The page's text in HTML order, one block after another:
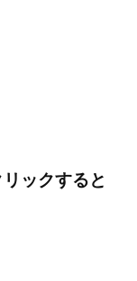
ックすると